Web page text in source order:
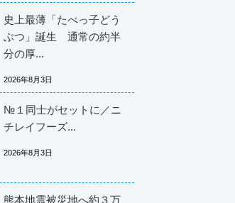
史上最薄「たべっ子どう
ぶつ」誕生 通常の約半
分の厚...
2026年8月3日
№１同士がセットに／ニ
チレイフーズ...
2026年8月3日
熊本地震被災地へ約３万